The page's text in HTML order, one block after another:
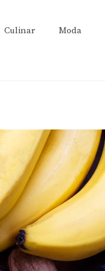
Culinar Moda